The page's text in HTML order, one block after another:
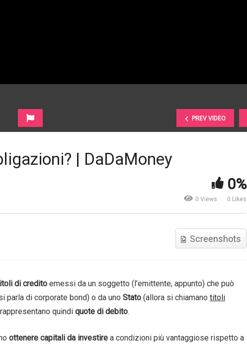
PREV VIDEO
Cosa sono i titoli di Stato? Il
punto di Federica Ielasi |
| DaDaMoney
0%
0 Views 0 Likes
Screenshots
di credito emessi da un soggetto (l’emittente, appunto) che può
parla di corporate bond) o da uno Stato (allora si chiamano titoli
quindi quote di debito.
ottenere capitali da investire a condizioni più vantaggiose rispetto a